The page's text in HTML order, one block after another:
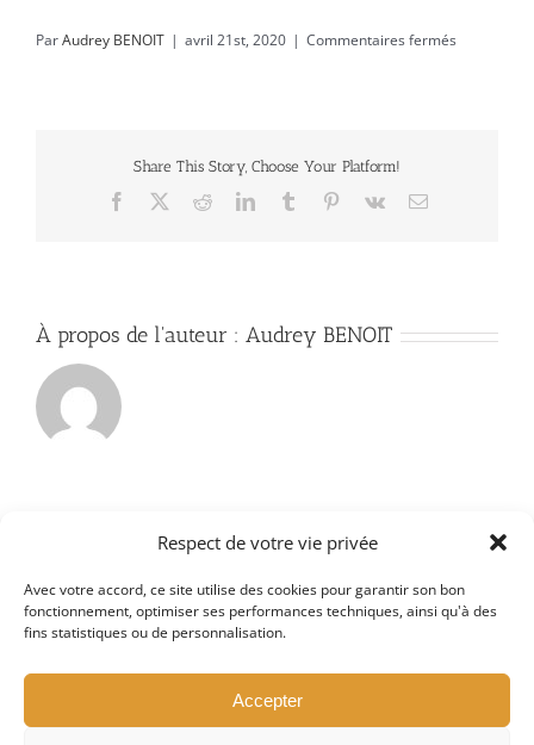
Respect de votre vie privée
Avec votre accord, ce site utilise des cookies pour garantir son bon
fonctionnement, optimiser ses performances techniques, ainsi qu'à des
fins statistiques ou de personnalisation.
Accepter
ParAudrey BENOIT | avril 21st, 2020 | Commentaires fermés
Share This Story, Choose Your Platform!
Facebook RedditLinkedInTumblr Pinterest
Vk Email
À propos de l'auteur : Audrey BENOIT
Facebook
Instagram
YouTube
Conditions Générales D’Utilisation